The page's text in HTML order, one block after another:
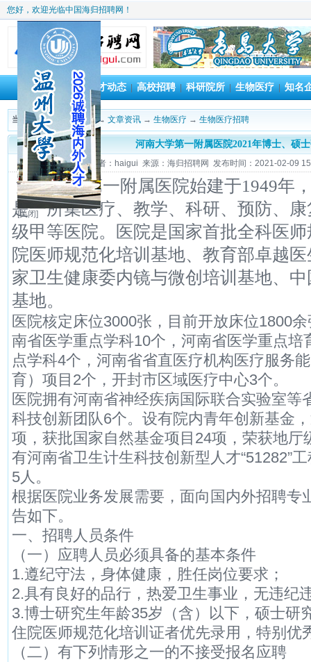
[关闭]
您好，欢迎光临中国海归招聘网！
首 页| 人才动态|高校招聘|科研院所|生物医疗|知名
当前位置： 海归招聘网→ 文章资讯 → 生物医疗 → 生物医疗招聘
河南大学第一附属医院2021年博士、硕
作者：haigui 来源：海归招聘网 发布时间：2021-02-09
河南大学第一附属医院始建于1949年
是一所集医疗、教学、科研、预防、
级甲等医院。医院是国家首批全科医
院医师规范化培训基地、教育部卓越
家卫生健康委内镜与微创培训基地、
基地。
医院核定床位3000张，目前开放床位1800
南省医学重点学科10个，河南省医学重点培
点学科4个，河南省省直医疗机构医疗服务
育）项目2个，开封市区域医疗中心3个。
医院拥有河南省神经疾病国际联合实验室等
科技创新团队6个。设有院内青年创新基金
项，获批国家自然基金项目24项，荣获地厅
有河南省卫生计生科技创新型人才“51282”
5人。
根据医院业务发展需要，面向国内外招聘专
告如下。
一、招聘人员条件
（一）应聘人员必须具备的基本条件
1.遵纪守法，身体健康，胜任岗位要求；
2.具有良好的品行，热爱卫生事业，无违纪
3.博士研究生年龄35岁（含）以下，硕士研
住院医师规范化培训证者优先录用，特别优
（二）有下列情形之一的不接受报名应聘